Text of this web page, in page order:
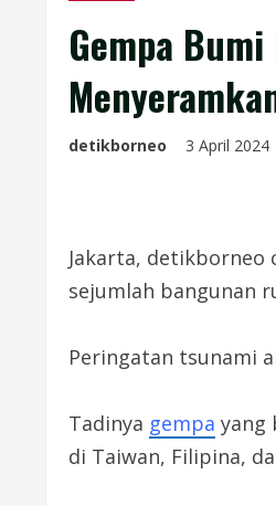
Gempa
detikborneo 3 April 2024
Jakarta, detikborneo
sejumlah bangunan
Peringatan tsunami
Tadinya gempa yang
di Taiwan, Filipina,